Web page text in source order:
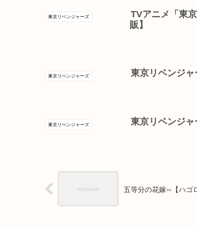
東京リベンジャーズ
TVアニメ「東
販】
東京リベンジャーズ 東京リベンジ
東京リベンジャーズ 東京リベンジ
五等分の花嫁∽【ハゴ